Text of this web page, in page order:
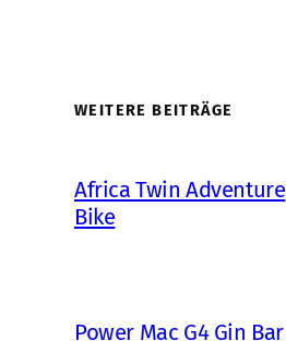
WEITERE BEITRÄGE
Africa Twin Adventure
Bike
Power Mac G4 Gin Bar